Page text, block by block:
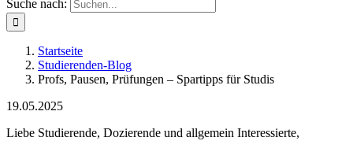
Suche nach:
Startseite
Studierenden-Blog
Profs, Pausen, Prüfungen – Spartipps für Studis
19.05.2025
Liebe Studierende, Dozierende und allgemein Interessierte,